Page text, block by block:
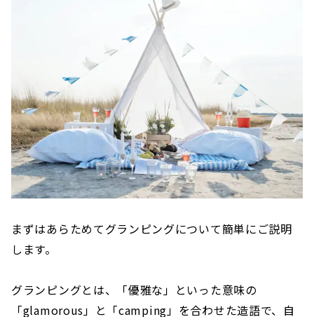
まずはあらためてグランピングについて簡単にご説明
します。
グランピングとは、「優雅な」といった意味の
「glamorous」と「camping」を合わせた造語で、自